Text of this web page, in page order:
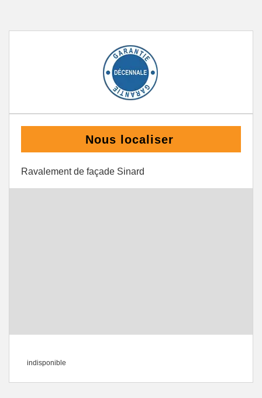
Nous localiser
Ravalement de façade Sinard
indisponible